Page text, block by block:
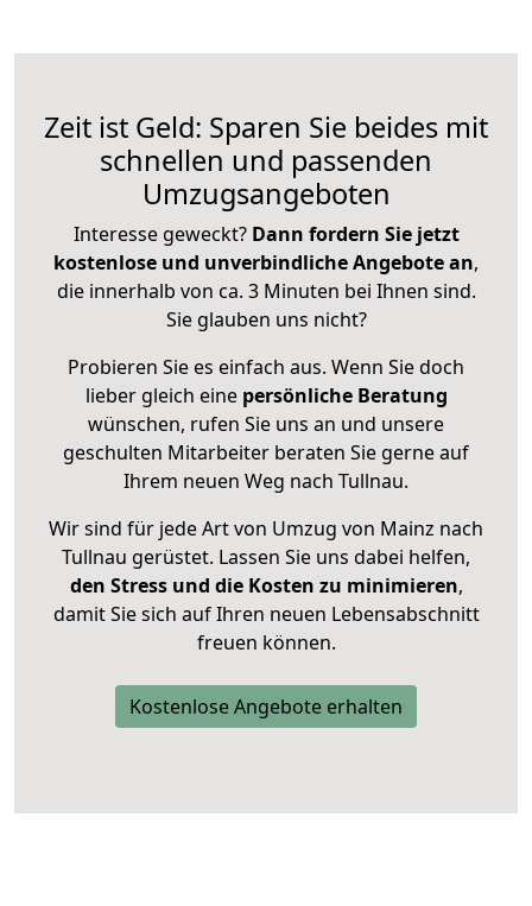
Zeit ist Geld: Sparen Sie beides mit
schnellen und passenden
Umzugsangeboten
Interesse geweckt? Dann fordern Sie jetzt
kostenlose und unverbindliche Angebote an,
die innerhalb von ca. 3 Minuten bei Ihnen sind.
Sie glauben uns nicht?
Probieren Sie es einfach aus. Wenn Sie doch
lieber gleich eine persönliche Beratung
wünschen, rufen Sie uns an und unsere
geschulten Mitarbeiter beraten Sie gerne auf
Ihrem neuen Weg nach Tullnau.
Wir sind für jede Art von Umzug von Mainz nach
Tullnau gerüstet. Lassen Sie uns dabei helfen,
den Stress und die Kosten zu minimieren,
damit Sie sich auf Ihren neuen Lebensabschnitt
freuen können.
Kostenlose Angebote erhalten